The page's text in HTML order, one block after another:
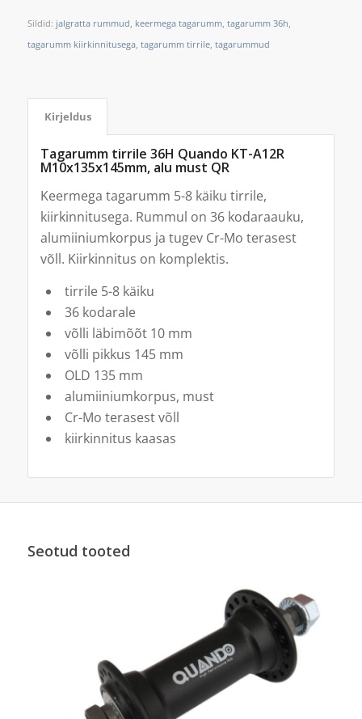
Sildid: jalgratta rummud keermega tagarumm, tagarumm 36h
tagarumm kiirkinnitusega, tagarumm tirrile, tagarummud
Kirjeldus
Tagarumm tirrile 36H Quando KT-A12R
M10x135x145mm, alu must QR
Keermega tagarumm 5-8 käiku tirrile,
kiirkinnitusega. Rummul on 36 kodaraauku,
alumiiniumkorpus ja tugev Cr-Mo terasest
võll. Kiirkinnitus on komplektis.
tirrile 5-8 käiku
36 kodarale
võlli läbimõõt 10 mm
võlli pikkus 145 mm
OLD 135 mm
alumiiniumkorpus, must
Cr-Mo terasest võll
kiirkinnitus kaasas
Seotud tooted